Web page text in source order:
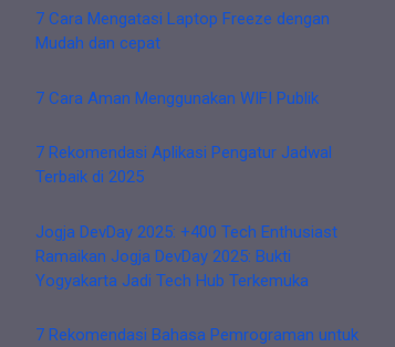
7 Cara Mengatasi Laptop Freeze dengan
Mudah dan cepat
7 Cara Aman Menggunakan WIFI Publik
7 Rekomendasi Aplikasi Pengatur Jadwal
Terbaik di 2025
Jogja DevDay 2025: +400 Tech Enthusiast
Ramaikan Jogja DevDay 2025: Bukti
Yogyakarta Jadi Tech Hub Terkemuka
7 Rekomendasi Bahasa Pemrograman untuk